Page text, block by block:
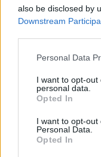
also be disclosed by
Downstream
Personal Data
I want to opt-
personal data.
Opted In
I want to opt-out
Personal Data.
Opted In
27 Julho, 2026 - 10:49